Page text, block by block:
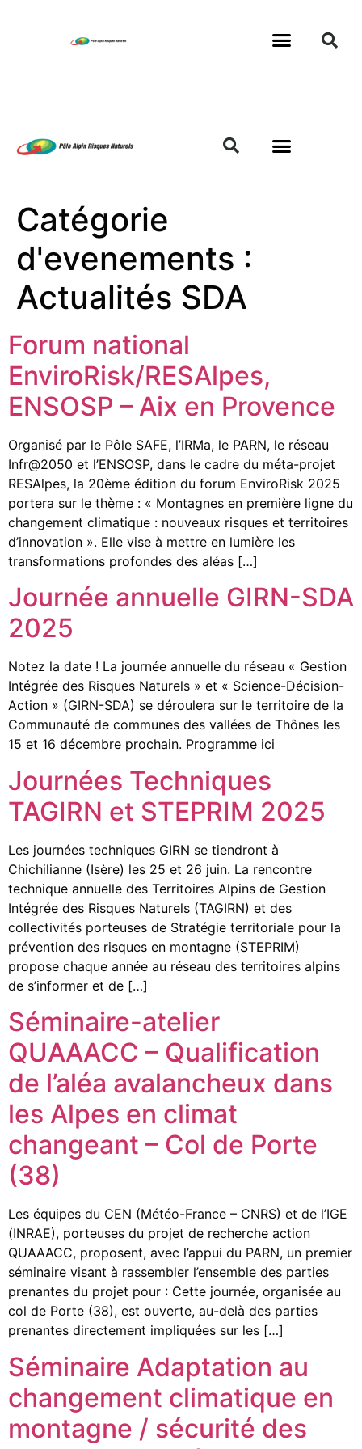
Catégorie
d'evenements :
Actualités SDA
Forum national
EnviroRisk/RESAlpes,
ENSOSP – Aix en Provence
Organisé par le Pôle SAFE, l’IRMa, le PARN, le réseau
Infr@2050 et l’ENSOSP, dans le cadre du méta-projet
RESAlpes, la 20ème édition du forum EnviroRisk 2025
portera sur le thème : « Montagnes en première ligne du
changement climatique : nouveaux risques et territoires
d’innovation ». Elle vise à mettre en lumière les
transformations profondes des aléas […]
Journée annuelle GIRN-SDA
2025
Notez la date ! La journée annuelle du réseau « Gestion
Intégrée des Risques Naturels » et « Science-Décision-
Action » (GIRN-SDA) se déroulera sur le territoire de la
Communauté de communes des vallées de Thônes les
15 et 16 décembre prochain. Programme ici
Journées Techniques
TAGIRN et STEPRIM 2025
Les journées techniques GIRN se tiendront à
Chichilianne (Isère) les 25 et 26 juin. La rencontre
technique annuelle des Territoires Alpins de Gestion
Intégrée des Risques Naturels (TAGIRN) et des
collectivités porteuses de Stratégie territoriale pour la
prévention des risques en montagne (STEPRIM)
propose chaque année au réseau des territoires alpins
de s’informer et de […]
Séminaire-atelier
QUAAACC – Qualification
de l’aléa avalancheux dans
les Alpes en climat
changeant – Col de Porte
(38)
Les équipes du CEN (Météo-France – CNRS) et de l’IGE
(INRAE), porteuses du projet de recherche action
QUAAACC, proposent, avec l’appui du PARN, un premier
séminaire visant à rassembler l’ensemble des parties
prenantes du projet pour : Cette journée, organisée au
col de Porte (38), est ouverte, au-delà des parties
prenantes directement impliquées sur les […]
Séminaire Adaptation au
changement climatique en
montagne / sécurité des